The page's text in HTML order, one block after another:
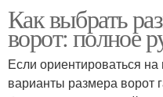
Как выбрать
ворот: полное
Если ориентироваться
варианты размера ворот